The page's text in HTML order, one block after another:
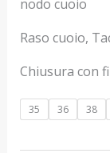
nodo cuoio
Raso cuoio,
Chiusura con
35 36 38